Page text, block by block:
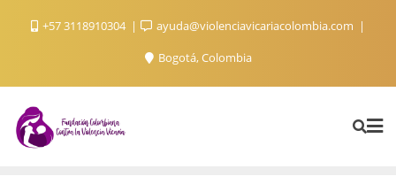
+57 3118910304
ayuda@violenciavicariacolombia.com
Bogotá, Colombia